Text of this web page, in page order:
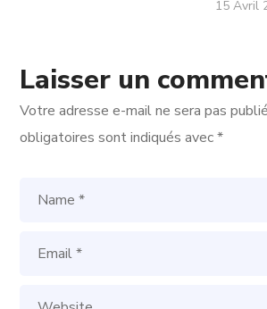
15 Avril
Laisser un
Votre adresse e-mail ne sera pas
obligatoires sont indiqués avec*